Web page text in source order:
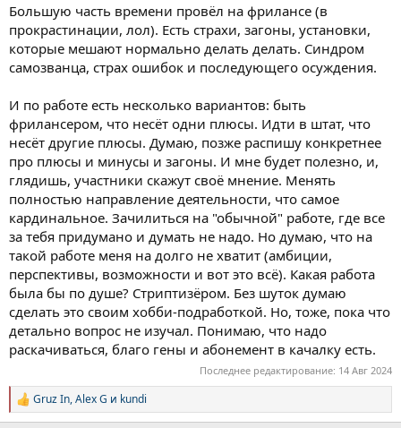
Большую часть времени провёл на фрилансе (в
прокрастинации, лол). Есть страхи, загоны, установки,
которые мешают нормально делать делать. Синдром
самозванца, страх ошибок и последующего осуждения.
И по работе есть несколько вариантов: быть
фрилансером, что несёт одни плюсы. Идти в штат, что
несёт другие плюсы. Думаю, позже распишу конкретнее
про плюсы и минусы и загоны. И мне будет полезно, и,
глядишь, участники скажут своё мнение. Менять
полностью направление деятельности, что самое
кардинальное. Зачилиться на "обычной" работе, где все
за тебя придумано и думать не надо. Но думаю, что на
такой работе меня на долго не хватит (амбиции,
перспективы, возможности и вот это всё). Какая работа
была бы по душе? Стриптизёром. Без шуток думаю
сделать это своим хобби-подработкой. Но, тоже, пока что
детально вопрос не изучал. Понимаю, что надо
раскачиваться, благо гены и абонемент в качалку есть.
Последнее редактирование: 14 Авг 2024
Р
е
Gruz In,Alex G и kundi